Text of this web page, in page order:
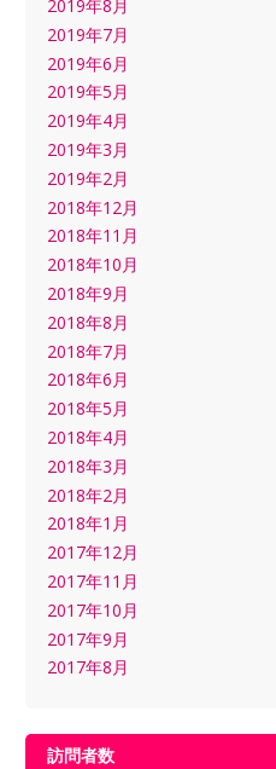
2019年8月
2019年7月
2019年6月
2019年5月
2019年4月
2019年3月
2019年2月
2018年12月
2018年11月
2018年10月
2018年9月
2018年8月
2018年7月
2018年6月
2018年5月
2018年4月
2018年3月
2018年2月
2018年1月
2017年12月
2017年11月
2017年10月
2017年9月
2017年8月
訪問者数